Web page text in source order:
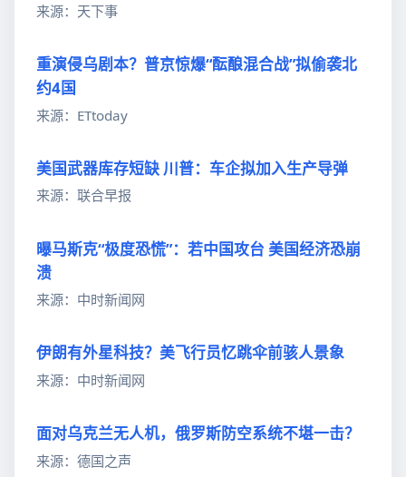
来源：天下事
重演侵乌剧本？普京惊爆“酝酿混合战”拟偷袭北
约4国
来源：ETtoday
美国武器库存短缺 川普：车企拟加入生产导弹
来源：联合早报
曝马斯克“极度恐慌”：若中国攻台 美国经济恐崩
溃
来源：中时新闻网
伊朗有外星科技？美飞行员忆跳伞前骇人景象
来源：中时新闻网
面对乌克兰无人机，俄罗斯防空系统不堪一击？
来源：德国之声